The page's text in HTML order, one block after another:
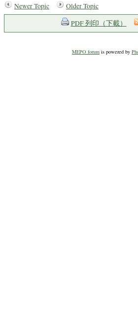
Newer Topic
Older Topic
PDF 列印（下載）
MEPO forum is powered by